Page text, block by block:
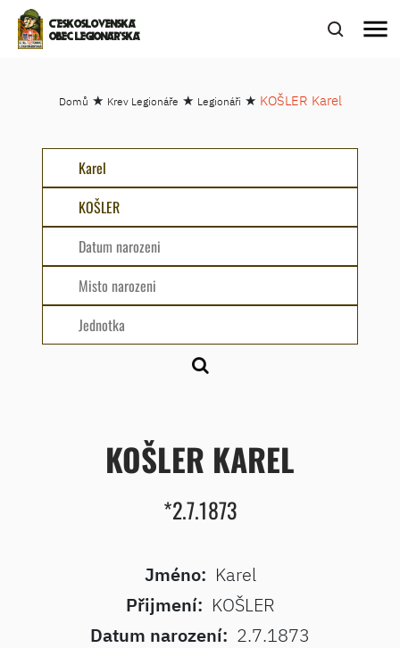
ČESKOSLOVENSKÁ
OBEC LEGIONÁŘSKÁ
menu
Domů ★ Krev Legionáře ★ Legionáři ★ KOŠLER Karel
KOŠLER KAREL
*2.7.1873
Jméno: Karel
Přijmení: KOŠLER
Datum narození: 2.7.1873